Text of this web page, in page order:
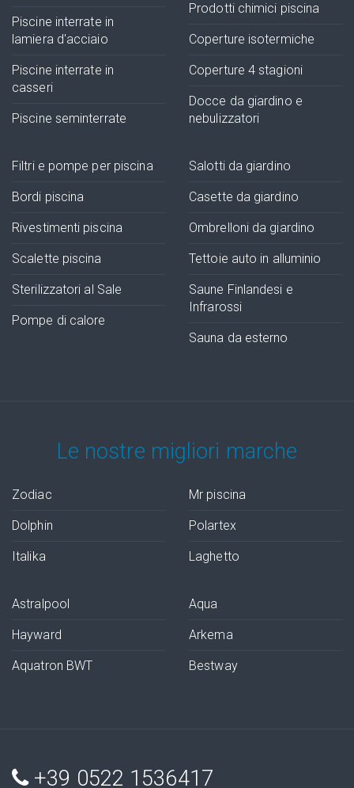
Piscine interrate in
lamiera d'acciaio
Piscine interrate in
casseri
Piscine seminterrate
Prodotti chimici piscina
Coperture isotermiche
Coperture 4 stagioni
Docce da giardino e
nebulizzatori
Filtri e pompe per piscina
Bordi piscina
Rivestimenti piscina
Scalette piscina
Sterilizzatori al Sale
Pompe di calore
Salotti da giardino
Casette da giardino
Ombrelloni da giardino
Tettoie auto in alluminio
Saune Finlandesi e
Infrarossi
Sauna da esterno
Le nostre migliori marche
Zodiac
Dolphin
Italika
Mr piscina
Polartex
Laghetto
Astralpool
Hayward
Aquatron BWT
Aqua
Arkema
Bestway
+39 0522 1536417